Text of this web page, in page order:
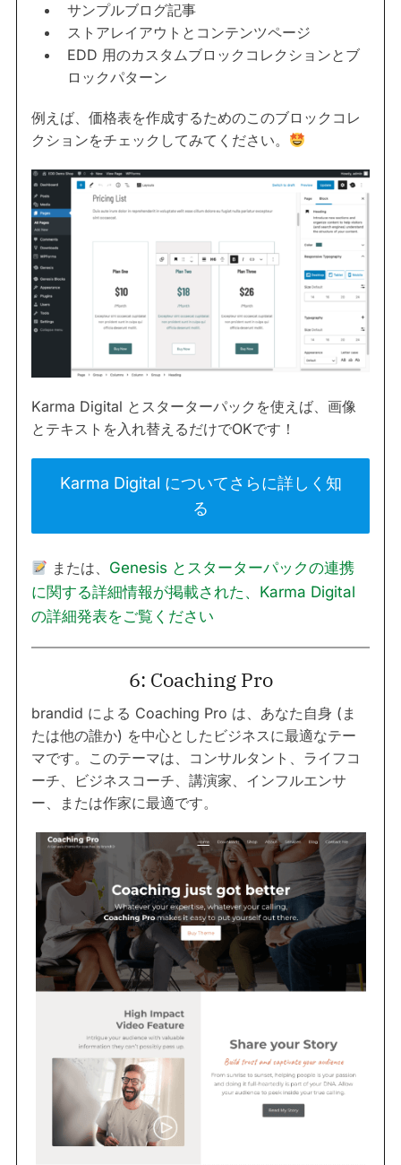
サンプルブログ記事
ストアレイアウトとコンテンツページ
EDD 用のカスタムブロックコレクションとブ
ロックパターン
例えば、価格表を作成するためのこのブロックコレ
クションをチェックしてみてください。
Karma Digital とスターターパックを使えば、画像
とテキストを入れ替えるだけでOKです！
Karma Digital についてさらに詳しく知
る
または、 Genesis とスターターパックの連携
に関する詳細情報が掲載された、Karma Digital
の詳細発表をご覧ください
6: Coaching Pro
brandid による Coaching Pro は、あなた自身 (ま
たは他の誰か) を中心としたビジネスに最適なテー
マです。このテーマは、コンサルタント、ライフコ
ーチ、ビジネスコーチ、講演家、インフルエンサ
ー、または作家に最適です。